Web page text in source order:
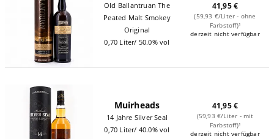
Old Ballantruan The
Peated Malt Smokey
Original
0,70 Liter/ 50.0% vol
41,95 €
(59,93 €/Liter - ohne
Farbstoff)¹
derzeit nicht verfügbar
Muirheads
14 Jahre Silver Seal
0,70 Liter/ 40.0% vol
41,95 €
(59,93 €/Liter - mit
Farbstoff)¹
derzeit nicht verfügbar